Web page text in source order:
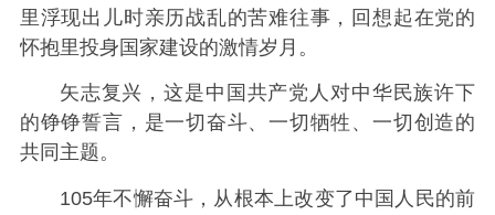
里浮现出儿时亲历战乱的苦难往事，回想起在党的
怀抱里投身国家建设的激情岁月。
矢志复兴，这是中国共产党人对中华民族许下
的铮铮誓言，是一切奋斗、一切牺牲、一切创造的
共同主题。
105年不懈奋斗，从根本上改变了中国人民的前